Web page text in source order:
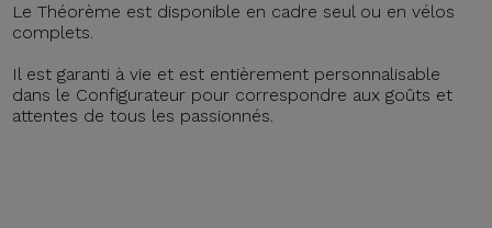
Le Théorème est disponible en cadre seul ou en vélos
complets.
Il est garanti à vie et est entièrement personnalisable
dans le Configurateur pour correspondre aux goûts et
attentes de tous les passionnés.